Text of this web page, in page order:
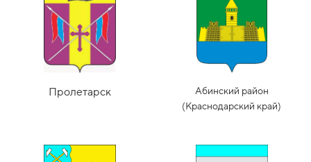
Пролетарск
Абинский район
(Краснодарский край)